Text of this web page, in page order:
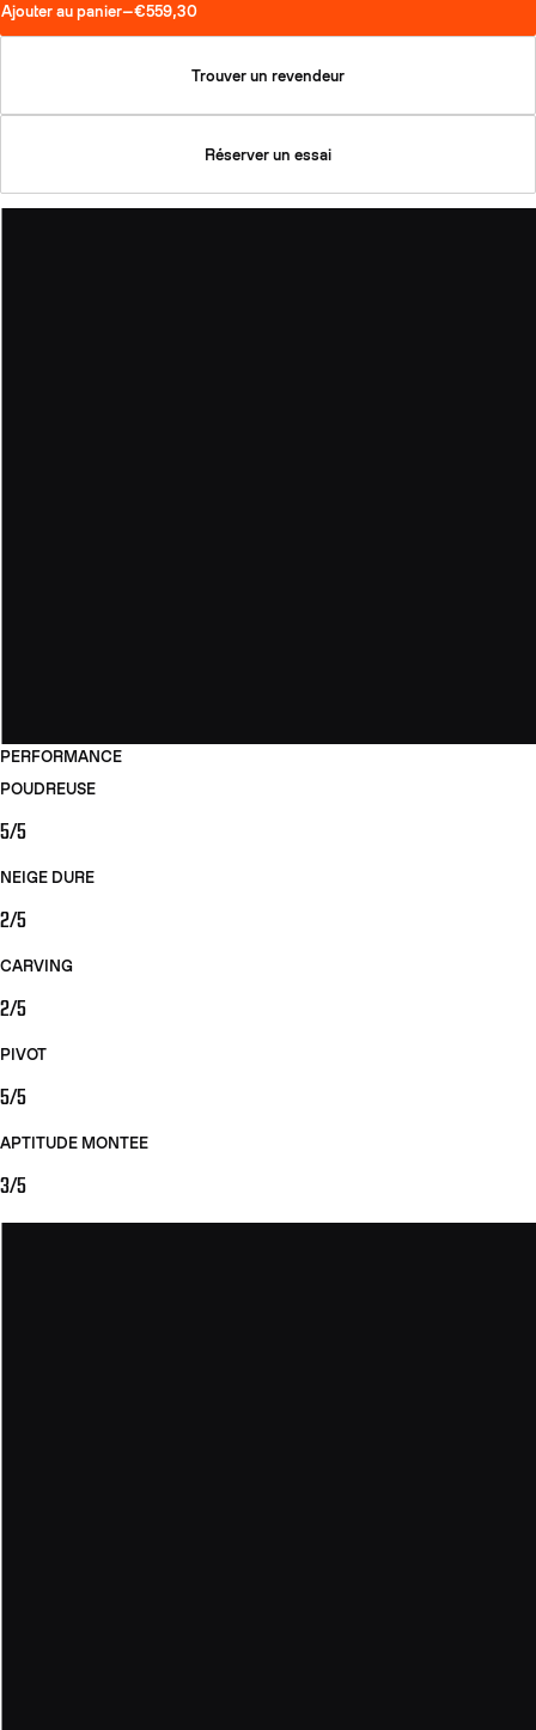
Ajouter au panier—€559,30
Trouver un revendeur
Réserver un essai
PERFORMANCE
POUDREUSE
5/5
NEIGE DURE
2/5
CARVING
2/5
PIVOT
5/5
APTITUDE MONTEE
3/5